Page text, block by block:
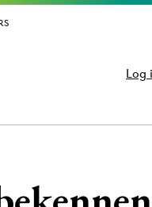
Log
Log